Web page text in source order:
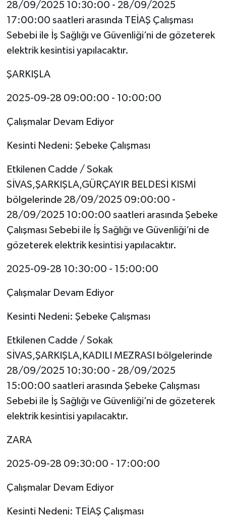
28/09/2025 10:30:00 - 28/09/2025
17:00:00 saatleri arasında TEİAŞ Çalışması
Sebebi ile İş Sağlığı ve Güvenliği’ni de gözeterek
elektrik kesintisi yapılacaktır.
ŞARKIŞLA
2025-09-28 09:00:00 - 10:00:00
Çalışmalar Devam Ediyor
Kesinti Nedeni: Şebeke Çalışması
Etkilenen Cadde / Sokak
SİVAS,ŞARKIŞLA,GÜRÇAYIR BELDESİ KISMİ
bölgelerinde 28/09/2025 09:00:00 -
28/09/2025 10:00:00 saatleri arasında Şebeke
Çalışması Sebebi ile İş Sağlığı ve Güvenliği’ni de
gözeterek elektrik kesintisi yapılacaktır.
2025-09-28 10:30:00 - 15:00:00
Çalışmalar Devam Ediyor
Kesinti Nedeni: Şebeke Çalışması
Etkilenen Cadde / Sokak
SİVAS,ŞARKIŞLA,KADILI MEZRASI bölgelerinde
28/09/2025 10:30:00 - 28/09/2025
15:00:00 saatleri arasında Şebeke Çalışması
Sebebi ile İş Sağlığı ve Güvenliği’ni de gözeterek
elektrik kesintisi yapılacaktır.
ZARA
2025-09-28 09:30:00 - 17:00:00
Çalışmalar Devam Ediyor
Kesinti Nedeni: TEİAŞ Çalışması